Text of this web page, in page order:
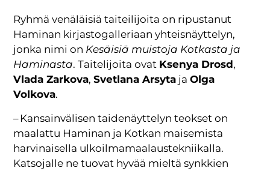
Ryhmä venäläisiä taiteilijoita on ripustanut
Haminan kirjastogalleriaan yhteisnäyttelyn,
jonka nimi on Kesäisiä muistoja Kotkasta ja
Haminasta. Taitelijoita ovat Ksenya Drosd,
Vlada Zarkova,Svetlana Arsyta jaOlga
Volkova.
– Kansainvälisen taidenäyttelyn teokset on
maalattu Haminan ja Kotkan maisemista
harvinaisella ulkoilmamaalaustekniikalla.
Katsojalle ne tuovat hyvää mieltä synkkien